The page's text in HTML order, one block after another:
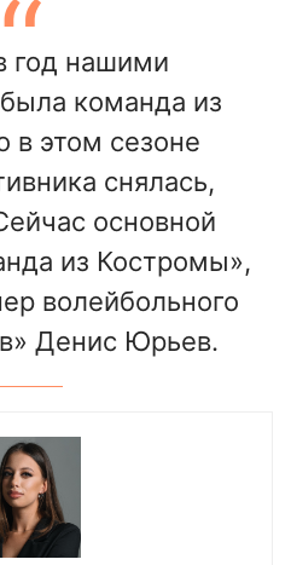
год нашими
команда из
в этом сезоне
снялась,
основной
из Костромы»,
волейбольного
Денис Юрьев.